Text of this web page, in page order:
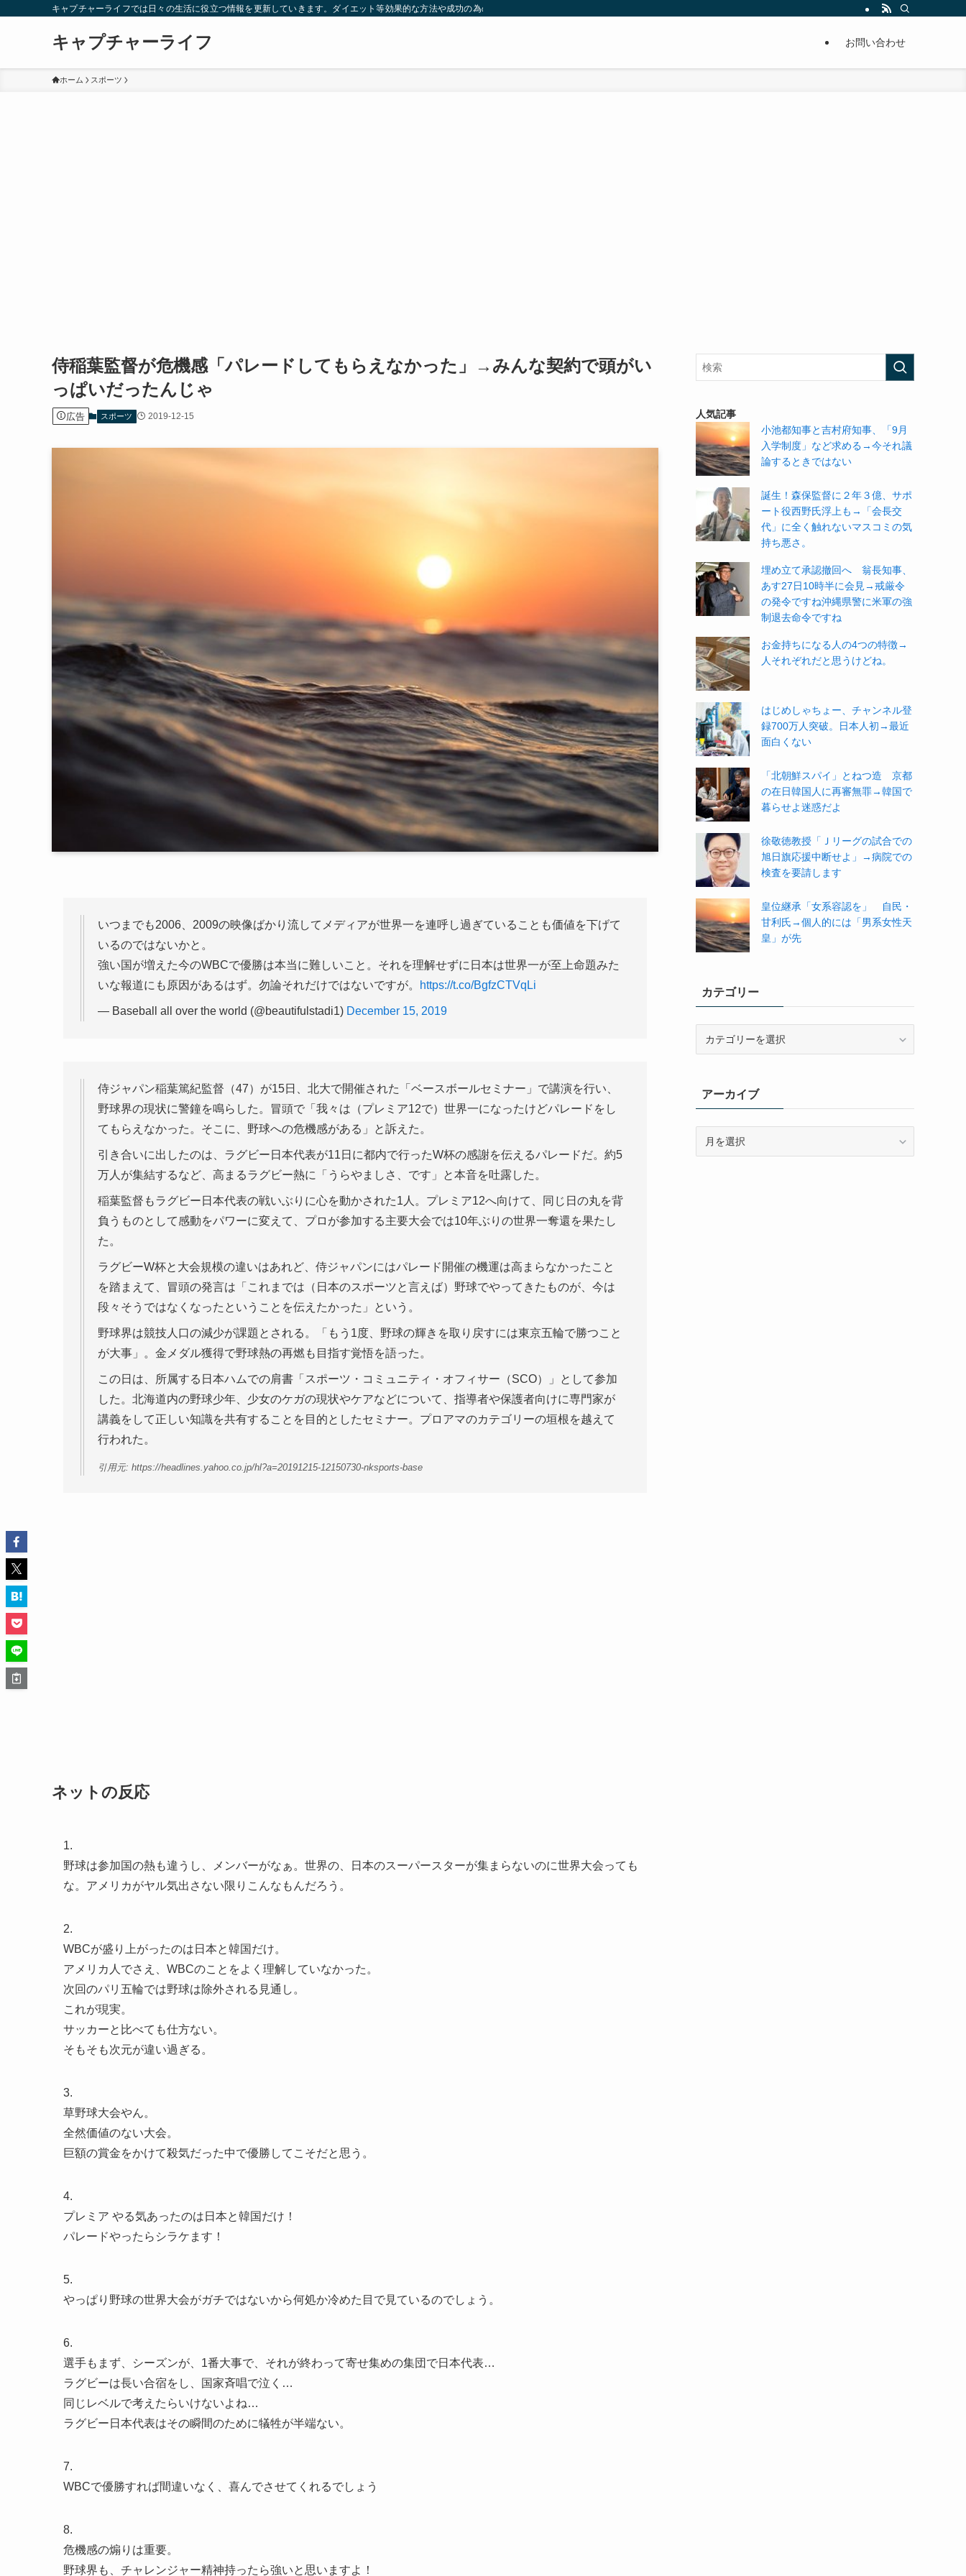
キャプチャーライフでは日々の生活に役立つ情報を更新していきます。ダイエット等効果的な方法や成功の為の秘訣等。太ったり悩んでいる方々が簡単に痩せることが出来るように分かりやすくまとめています。
キャプチャーライフ お問い合わせ
ホーム スポーツ
侍稲葉監督が危機感「パレードしてもらえなかった」→みんな契約で頭がい
っぱいだったんじゃ
広告 スポーツ 2019-12-15
いつまでも2006、2009の映像ばかり流してメディアが世界一を連呼し過ぎていることも価値を下げて
いるのではないかと。
強い国が増えた今のWBCで優勝は本当に難しいこと。それを理解せずに日本は世界一が至上命題みた
いな報道にも原因があるはず。勿論それだけではないですが。
https://t.co/BgfzCTVqLi
— Baseball all over the world (@beautifulstadi1) December 15, 2019
侍ジャパン稲葉篤紀監督（47）が15日、北大で開催された「ベースボールセミナー」で講演を行い、
野球界の現状に警鐘を鳴らした。冒頭で「我々は（プレミア12で）世界一になったけどパレードをし
てもらえなかった。そこに、野球への危機感がある」と訴えた。
引き合いに出したのは、ラグビー日本代表が11日に都内で行ったW杯の感謝を伝えるパレードだ。約5
万人が集結するなど、高まるラグビー熱に「うらやましさ、です」と本音を吐露した。
稲葉監督もラグビー日本代表の戦いぶりに心を動かされた1人。プレミア12へ向けて、同じ日の丸を背
負うものとして感動をパワーに変えて、プロが参加する主要大会では10年ぶりの世界一奪還を果たし
た。
ラグビーW杯と大会規模の違いはあれど、侍ジャパンにはパレード開催の機運は高まらなかったこと
を踏まえて、冒頭の発言は「これまでは（日本のスポーツと言えば）野球でやってきたものが、今は
段々そうではなくなったということを伝えたかった」という。
野球界は競技人口の減少が課題とされる。「もう1度、野球の輝きを取り戻すには東京五輪で勝つこと
が大事」。金メダル獲得で野球熱の再燃も目指す覚悟を語った。
この日は、所属する日本ハムでの肩書「スポーツ・コミュニティ・オフィサー（SCO）」として参加
した。北海道内の野球少年、少女のケガの現状やケアなどについて、指導者や保護者向けに専門家が
講義をして正しい知識を共有することを目的としたセミナー。プロアマのカテゴリーの垣根を越えて
行われた。
引用元: https://headlines.yahoo.co.jp/hl?a=20191215-12150730-nksports-base
ネットの反応
1.
野球は参加国の熱も違うし、メンバーがなぁ。世界の、日本のスーパースターが集まらないのに世界大会っても
な。アメリカがヤル気出さない限りこんなもんだろう。
2.
WBCが盛り上がったのは日本と韓国だけ。
アメリカ人でさえ、WBCのことをよく理解していなかった。
次回のパリ五輪では野球は除外される見通し。
これが現実。
サッカーと比べても仕方ない。
そもそも次元が違い過ぎる。
3.
草野球大会やん。
全然価値のない大会。
巨額の賞金をかけて殺気だった中で優勝してこそだと思う。
4.
プレミア やる気あったのは日本と韓国だけ！
パレードやったらシラケます！
5.
やっぱり野球の世界大会がガチではないから何処か冷めた目で見ているのでしょう。
6.
選手もまず、シーズンが、1番大事で、それが終わって寄せ集めの集団で日本代表…
ラグビーは長い合宿をし、国家斉唱で泣く…
同じレベルで考えたらいけないよね…
ラグビー日本代表はその瞬間のために犠牲が半端ない。
7.
WBCで優勝すれば間違いなく、喜んでさせてくれるでしょう
8.
危機感の煽りは重要。
野球界も、チャレンジャー精神持ったら強いと思いますよ！
人気記事
小池都知事と吉村府知事、「9月
入学制度」など求める→今それ議
論するときではない
誕生！森保監督に２年３億、サポ
ート役西野氏浮上も→「会長交
代」に全く触れないマスコミの気
持ち悪さ。
埋め立て承認撤回へ 翁長知事、
あす27日10時半に会見→戒厳令
の発令ですね沖縄県警に米軍の強
制退去命令ですね
お金持ちになる人の4つの特徴→
人それぞれだと思うけどね。
はじめしゃちょー、チャンネル登
録700万人突破。日本人初→最近
面白くない
「北朝鮮スパイ」とねつ造 京都
の在日韓国人に再審無罪→韓国で
暮らせよ迷惑だよ
徐敬徳教授「Ｊリーグの試合での
旭日旗応援中断せよ」→病院での
検査を要請します
皇位継承「女系容認を」 自民・
甘利氏→個人的には「男系女性天
皇」が先
カテゴリー
ーアーカイブ